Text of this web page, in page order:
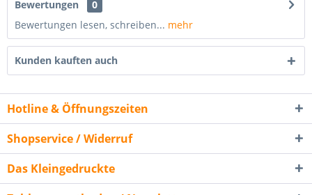
Bewertungen
0
Bewertungen lesen, schreiben... mehr
Kunden kauften auch
Hotline & Öffnungszeiten
Shopservice / Widerruf
Das Kleingedruckte